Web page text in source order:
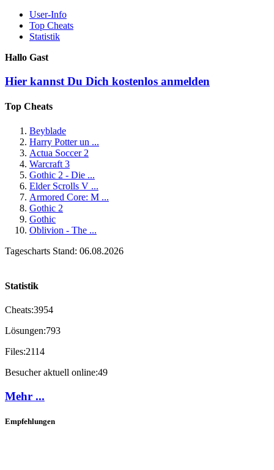
User-Info
Top Cheats
Statistik
Hallo Gast
Hier kannst Du Dich kostenlos anmelden
Top Cheats
Beyblade
Harry Potter un ...
Actua Soccer 2
Warcraft 3
Gothic 2 - Die ...
Elder Scrolls V ...
Armored Core: M ...
Gothic 2
Gothic
Oblivion - The ...
Tagescharts Stand: 06.08.2026
Statistik
Cheats:3954
Lösungen:793
Files:2114
Besucher aktuell online:49
Mehr ...
Empfehlungen